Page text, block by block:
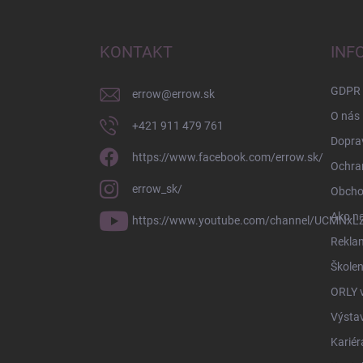
KONTAKT
errow@errow.sk
+421 911 479 761
https://www.facebook.com/errow.sk/
errow_sk/
https://www.youtube.com/channel/
GDPR
O nás
Ako
ORLY